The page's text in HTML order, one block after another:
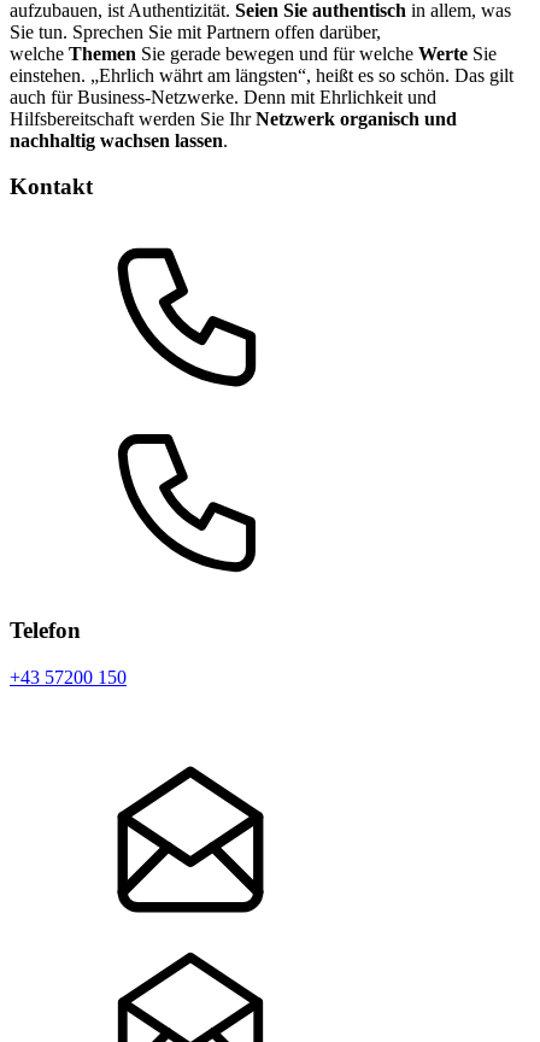
aufzubauen, ist Authentizität. Seien Sie authentisch in allem, was
Sie tun. Sprechen Sie mit Partnern offen darüber,
welche Themen Sie gerade bewegen und für welche Werte Sie
einstehen. „Ehrlich währt am längsten“, heißt es so schön. Das gilt
auch für Business-Netzwerke. Denn mit Ehrlichkeit und
Hilfsbereitschaft werden Sie IhrNetzwerk organisch und
nachhaltig wachsen lassen.
Kontakt
Telefon
+43 57200 150